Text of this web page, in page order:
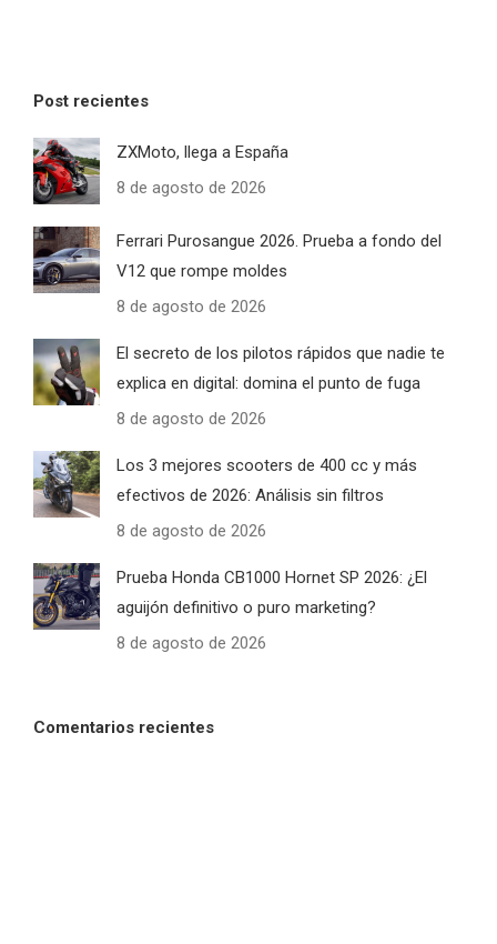
Post recientes
ZXMoto, llega a España
8 de agosto de 2026
Ferrari Purosangue 2026. Prueba a fondo del
V12 que rompe moldes
8 de agosto de 2026
El secreto de los pilotos rápidos que nadie te
explica en digital: domina el punto de fuga
8 de agosto de 2026
Los 3 mejores scooters de 400 cc y más
efectivos de 2026: Análisis sin filtros
8 de agosto de 2026
Prueba Honda CB1000 Hornet SP 2026: ¿El
aguijón definitivo o puro marketing?
8 de agosto de 2026
Comentarios recientes